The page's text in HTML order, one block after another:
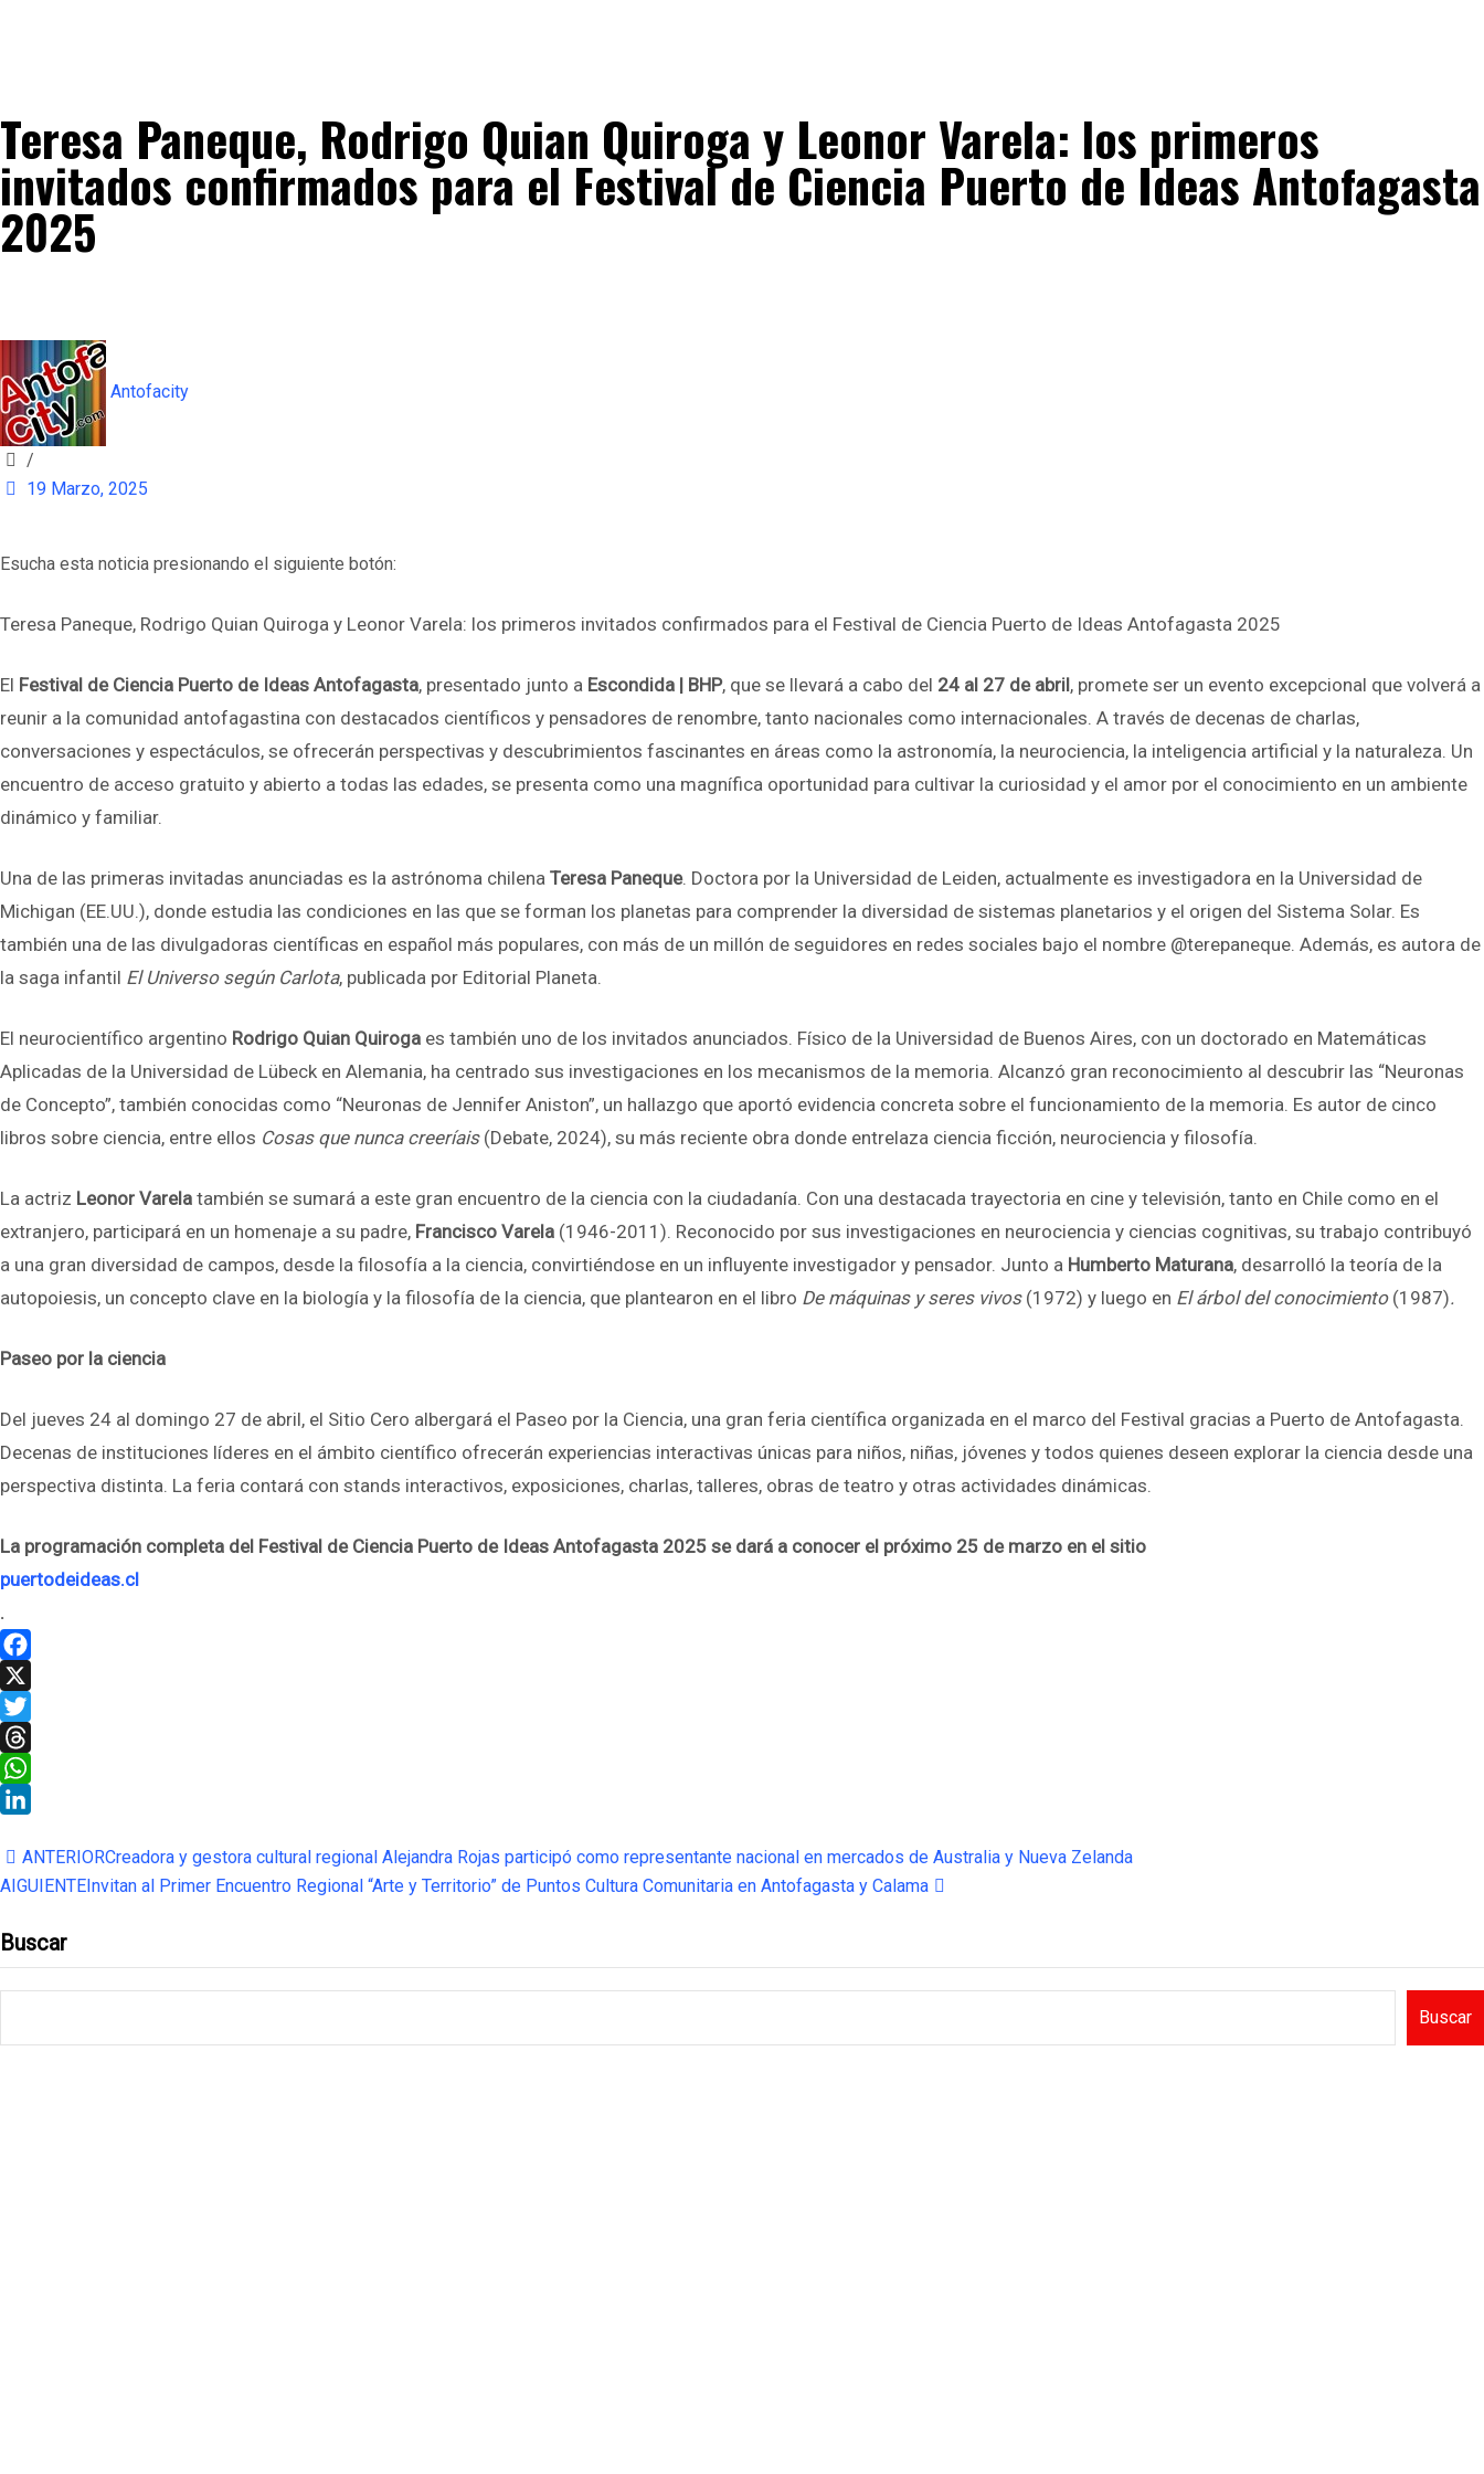
Teresa Paneque, Rodrigo Quian Quiroga y Leonor Varela: los primeros
invitados confirmados para el Festival de Ciencia Puerto de Ideas Antofagasta
2025
Antofacity
/
19 Marzo, 2025
Esucha esta noticia presionando el siguiente botón:
Teresa Paneque, Rodrigo Quian Quiroga y Leonor Varela: los primeros invitados confirmados para el Festival de Ciencia Puerto de Ideas Antofagasta 2025
El Festival de Ciencia Puerto de Ideas Antofagasta, presentado junto a Escondida | BHP, que se llevará a cabo del 24 al 27 de abril, promete ser un evento excepcional que volverá a
reunir a la comunidad antofagastina con destacados científicos y pensadores de renombre, tanto nacionales como internacionales. A través de decenas de charlas,
conversaciones y espectáculos, se ofrecerán perspectivas y descubrimientos fascinantes en áreas como la astronomía, la neurociencia, la inteligencia artificial y la naturaleza. Un
encuentro de acceso gratuito y abierto a todas las edades, se presenta como una magnífica oportunidad para cultivar la curiosidad y el amor por el conocimiento en un ambiente
dinámico y familiar.
Una de las primeras invitadas anunciadas es la astrónoma chilena Teresa Paneque. Doctora por la Universidad de Leiden, actualmente es investigadora en la Universidad de
Michigan (EE.UU.), donde estudia las condiciones en las que se forman los planetas para comprender la diversidad de sistemas planetarios y el origen del Sistema Solar. Es
también una de las divulgadoras científicas en español más populares, con más de un millón de seguidores en redes sociales bajo el nombre @terepaneque. Además, es autora de
la saga infantil El Universo según Carlota, publicada por Editorial Planeta.
El neurocientífico argentino Rodrigo Quian Quiroga es también uno de los invitados anunciados. Físico de la Universidad de Buenos Aires, con un doctorado en Matemáticas
Aplicadas de la Universidad de Lübeck en Alemania, ha centrado sus investigaciones en los mecanismos de la memoria. Alcanzó gran reconocimiento al descubrir las “Neuronas
de Concepto”, también conocidas como “Neuronas de Jennifer Aniston”, un hallazgo que aportó evidencia concreta sobre el funcionamiento de la memoria. Es autor de cinco
libros sobre ciencia, entre ellos Cosas que nunca creeríais (Debate, 2024), su más reciente obra donde entrelaza ciencia ficción, neurociencia y filosofía.
La actriz Leonor Varela también se sumará a este gran encuentro de la ciencia con la ciudadanía. Con una destacada trayectoria en cine y televisión, tanto en Chile como en el
extranjero, participará en un homenaje a su padre, Francisco Varela (1946-2011). Reconocido por sus investigaciones en neurociencia y ciencias cognitivas, su trabajo contribuyó
a una gran diversidad de campos, desde la filosofía a la ciencia, convirtiéndose en un influyente investigador y pensador. Junto a Humberto Maturana, desarrolló la teoría de la
autopoiesis, un concepto clave en la biología y la filosofía de la ciencia, que plantearon en el libro De máquinas y seres vivos (1972) y luego en El árbol del conocimiento (1987).
Paseo por la ciencia
Del jueves 24 al domingo 27 de abril, el Sitio Cero albergará el Paseo por la Ciencia, una gran feria científica organizada en el marco del Festival gracias a Puerto de Antofagasta.
Decenas de instituciones líderes en el ámbito científico ofrecerán experiencias interactivas únicas para niños, niñas, jóvenes y todos quienes deseen explorar la ciencia desde una
perspectiva distinta. La feria contará con stands interactivos, exposiciones, charlas, talleres, obras de teatro y otras actividades dinámicas.
La programación completa del Festival de Ciencia Puerto de Ideas Antofagasta 2025 se dará a conocer el próximo 25 de marzo en el sitio
puertodeideas.cl
.
Facebook
X
Twitter
Threads
WhatsApp
ANTERIORCreadora y gestora cultural regional Alejandra Rojas participó como representante nacional en mercados de Australia y Nueva Zelanda
AIGUIENTEInvitan al Primer Encuentro Regional “Arte y Territorio” de Puntos Cultura Comunitaria en Antofagasta y Calama
Buscar
Buscar